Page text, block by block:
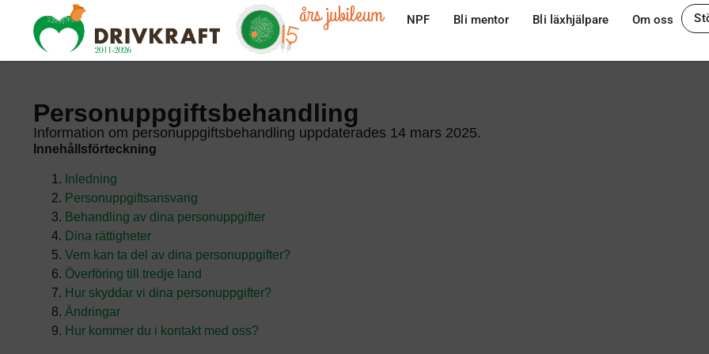
års jubileum NPF Bli mentor Bli läxhjälpare Om oss
Personuppgiftsbehandling
Information om personuppgiftsbehandling uppdaterades 14 mars 2025.
Innehållsförteckning
Inledning
Personuppgiftsansvarig
Behandling av dina personuppgifter
Dina rättigheter
Vem kan ta del av dina personuppgifter?
Överföring till tredje land
Hur skyddar vi dina personuppgifter?
Ändringar
Hur kommer du i kontakt med oss?